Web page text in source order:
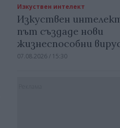
Изкуствен интелект
Изкуствен
път създаде нови
жизнеспособни
07.08.2026 / 15:30